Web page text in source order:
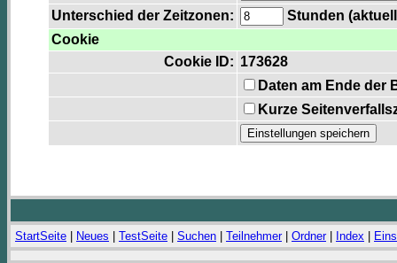
Unterschied der Zeitzonen:
Stunden
Cookie
Cookie ID: 173628
Daten am Ende der
Kurze
StartSeite Neues TestSeite Suchen Teilnehmer| Ordner| Index